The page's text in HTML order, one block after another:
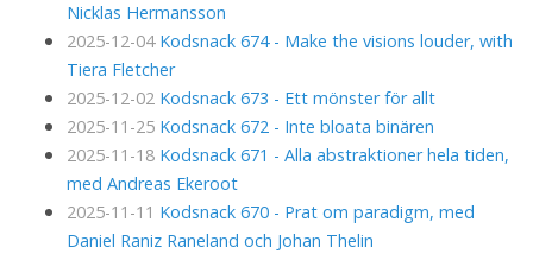
Nicklas Hermansson
2025-12-04 Kodsnack 674 - Make the visions louder, with
Tiera Fletcher
2025-12-02 Kodsnack 673 - Ett mönster för allt
2025-11-25 Kodsnack 672 - Inte bloata binären
2025-11-18 Kodsnack 671 - Alla abstraktioner hela tiden,
med Andreas Ekeroot
2025-11-11 Kodsnack 670 - Prat om paradigm, med
Daniel Raniz Raneland och Johan Thelin